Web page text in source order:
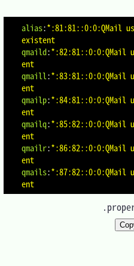
alias:*:81:81::0:0:QMail
existent
qmaild:*:82:81::0:0:QMail
ent
qmaill:*:83:81::0:0:QMail
ent
qmailp:*:84:81::0:0:QMail
ent
qmailq:*:85:82::0:0:QMail
ent
qmailr:*:86:82::0:0:QMail
ent
qmails:*:87:82::0:0:QMail
ent